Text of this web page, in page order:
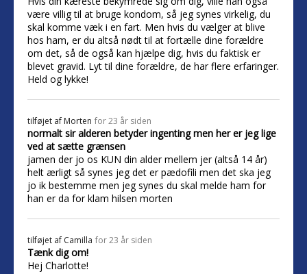
være villig til at bruge kondom, så jeg synes virkelig, du
skal komme væk i en fart. Men hvis du vælger at blive
hos ham, er du altså nødt til at fortælle dine forældre
om det, så de også kan hjælpe dig, hvis du faktisk er
blevet gravid. Lyt til dine forældre, de har flere erfaringer.
Held og lykke!
tilføjet af Morten for 23 år siden
normalt sir alderen betyder ingenting men her er jeg lige
ved at sætte grænsen
jamen der jo os KUN din alder mellem jer (altså 14 år)
helt ærligt så synes jeg det er pædofili men det ska jeg
jo ik bestemme men jeg synes du skal melde ham for
han er da for klam hilsen morten
tilføjet af Camilla for 23 år siden
Tænk dig om!
Hej Charlotte!